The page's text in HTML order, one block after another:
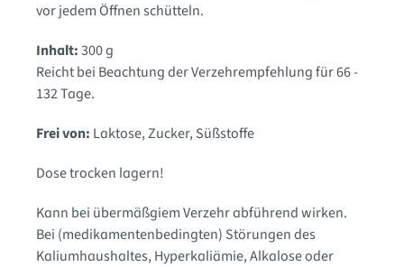
vor jedem Öffnen schütteln.
Inhalt:300 g
Reicht bei Beachtung der Verzehrempfehlung für 66 -
132 Tage.
Frei von: Laktose, Zucker, Süßstoffe
Dose trocken lagern!
Kann bei übermäßgiem Verzehr abführend wirken.
Bei (medikamentenbedingten) Störungen des
Kaliumhaushaltes, Hyperkaliämie, Alkalose oder